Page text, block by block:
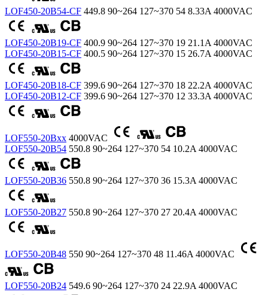
LOF450-20B54-CF 449.8 90~264 127~370 54 8.33A 4000VAC
LOF450-20B19-CF 400.9 90~264 127~370 19 21.1A 4000VAC
LOF450-20B15-CF 400.5 90~264 127~370 15 26.7A 4000VAC
LOF450-20B18-CF 399.6 90~264 127~370 18 22.2A 4000VAC
LOF450-20B12-CF 399.6 90~264 127~370 12 33.3A 4000VAC
LOF550-20Bxx 4000VAC
LOF550-20B54 550.8 90~264 127~370 54 10.2A 4000VAC
LOF550-20B36 550.8 90~264 127~370 36 15.3A 4000VAC
LOF550-20B27 550.8 90~264 127~370 27 20.4A 4000VAC
LOF550-20B48 550 90~264 127~370 48 11.46A 4000VAC
LOF550-20B24 549.6 90~264 127~370 24 22.9A 4000VAC